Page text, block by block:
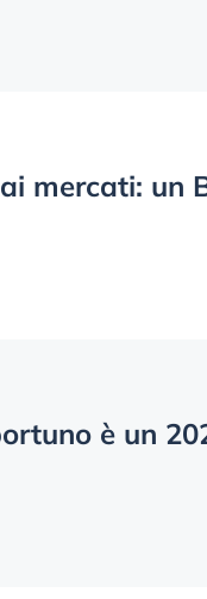
mercati: un
è un